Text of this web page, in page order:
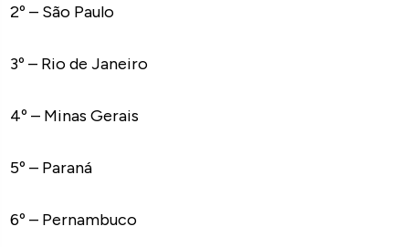
2º – São Paulo
3º – Rio de Janeiro
4º – Minas Gerais
5º – Paraná
6º – Pernambuco